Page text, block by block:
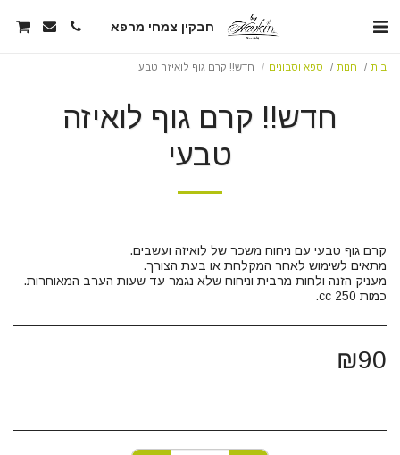
חבקין צמחי מרפא
בית חנות ספא וסבונים חדש!! קרם גוף לואיזה טבעי
חדש!! קרם גוף לואיזה
טבעי
כמות 250 cc.
₪90